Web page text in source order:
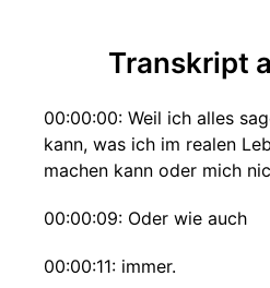
Transkript
00:00:00: Weil ich alles
kann, was ich im realen
machen kann oder mich
00:00:09: Oder wie auch
00:00:11: immer.